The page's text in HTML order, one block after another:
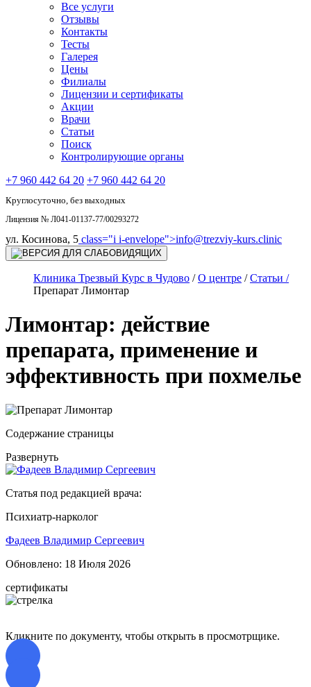
Все услуги
Отзывы
Контакты
Тесты
Галерея
Цены
Филиалы
Лицензии и сертификаты
Акции
Врачи
Статьи
Поиск
Контролирующие органы
+7 960 442 64 20 +7 960 442 64 20
Круглосуточно, без выходных
Лицензия № Л041-01137-77/00293272
ул. Косинова, 5 class="i i-envelope">info@trezviy-kurs.clinic
Клиника Трезвый Курс в Чудово /О центре /Статьи /
Препарат Лимонтар
Лимонтар: действие
препарата, применение и
эффективность при похмелье
Содержание страницы
Развернуть
Статья под редакцией врача:
Психиатр-нарколог
Фадеев Владимир Сергеевич
Обновлено: 18 Июля 2026
сертификаты
Кликните по документу, чтобы открыть в просмотрщике.